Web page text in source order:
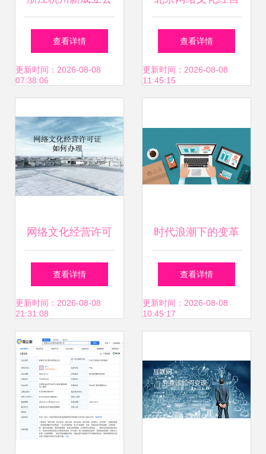
司办理网络文化经
营许可证全指南
查看详情
更新时间：2026-08-08
07:38:06
许可证 审批条件、
费用与关键事项全
查看详情
更新时间：2026-08-08
11:45:15
网络文化经营许可
证办理指南 从申请
到拿证的全面解析
查看详情
更新时间：2026-08-08
21:31:08
时代浪潮下的变革
B2B购买流程在网
络文化经营中的创
查看详情
更新时间：2026-08-08
10:45:17